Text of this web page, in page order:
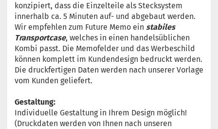
konzipiert, dass die Einzelteile als Stecksystem
innerhalb ca. 5 Minuten auf- und abgebaut werden.
Wir empfehlen zum Future Memo ein stabiles
Transportcase, welches in einen handelsüblichen
Kombi passt. Die Memofelder und das Werbeschild
können komplett im Kundendesign bedruckt werden.
Die druckfertigen Daten werden nach unserer Vorlage
vom Kunden geliefert.
Gestaltung:
Individuelle Gestaltung in Ihrem Design möglich!
(Druckdaten werden von Ihnen nach unseren